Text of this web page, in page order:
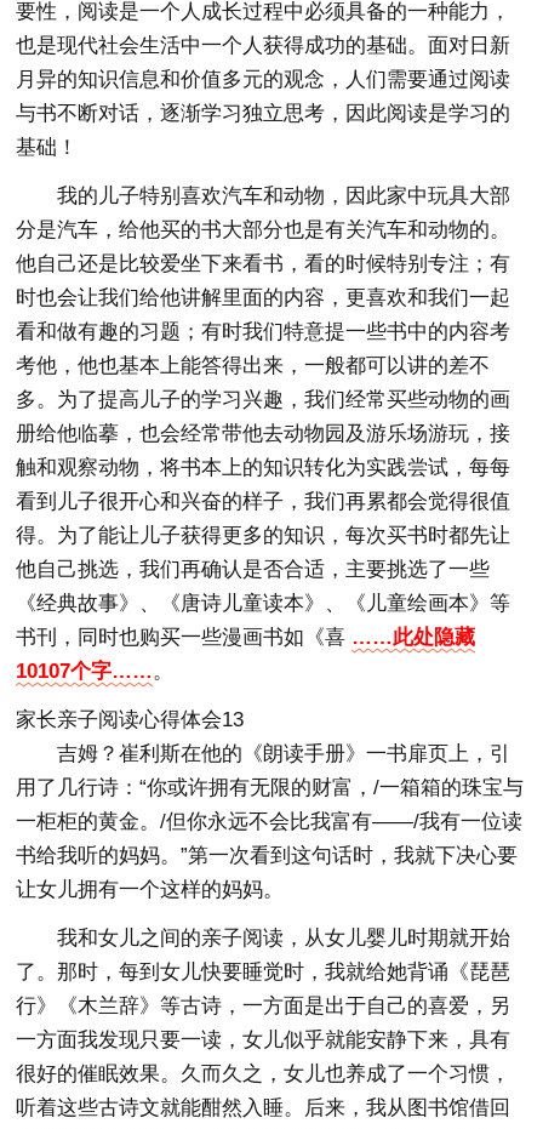
要性，阅读是一个人成长过程中必须具备的一种能力，
也是现代社会生活中一个人获得成功的基础。面对日新
月异的知识信息和价值多元的观念，人们需要通过阅读
与书不断对话，逐渐学习独立思考，因此阅读是学习的
基础！
我的儿子特别喜欢汽车和动物，因此家中玩具大部
分是汽车，给他买的书大部分也是有关汽车和动物的。
他自己还是比较爱坐下来看书，看的时候特别专注；有
时也会让我们给他讲解里面的内容，更喜欢和我们一起
看和做有趣的习题；有时我们特意提一些书中的内容考
考他，他也基本上能答得出来，一般都可以讲的差不
多。为了提高儿子的学习兴趣，我们经常买些动物的画
册给他临摹，也会经常带他去动物园及游乐场游玩，接
触和观察动物，将书本上的知识转化为实践尝试，每每
看到儿子很开心和兴奋的样子，我们再累都会觉得很值
得。为了能让儿子获得更多的知识，每次买书时都先让
他自己挑选，我们再确认是否合适，主要挑选了一些
《经典故事》、《唐诗儿童读本》、《儿童绘画本》等
书刊，同时也购买一些漫画书如《喜 ……此处隐藏
10107个字……。
家长亲子阅读心得体会13
吉姆？崔利斯在他的《朗读手册》一书扉页上，引
用了几行诗：“你或许拥有无限的财富，/一箱箱的珠宝与
一柜柜的黄金。/但你永远不会比我富有——/我有一位读
书给我听的妈妈。”第一次看到这句话时，我就下决心要
让女儿拥有一个这样的妈妈。
我和女儿之间的亲子阅读，从女儿婴儿时期就开始
了。那时，每到女儿快要睡觉时，我就给她背诵《琵琶
行》《木兰辞》等古诗，一方面是出于自己的喜爱，另
一方面我发现只要一读，女儿似乎就能安静下来，具有
很好的催眠效果。久而久之，女儿也养成了一个习惯，
听着这些古诗文就能酣然入睡。后来，我从图书馆借回